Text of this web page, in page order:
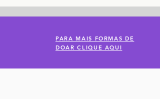
PARA MAIS FORMAS DE
DOAR CLIQUE AQUI